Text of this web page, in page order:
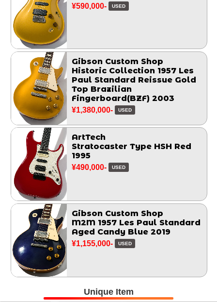
¥590,000- USED
Gibson Custom Shop
Historic Collection 1957 Les
Paul Standard Reissue Gold
Top Brazilian
Fingerboard(BZF) 2003
¥1,380,000- USED
ArtTech
Stratocaster Type HSH Red
1995
¥490,000- USED
Gibson Custom Shop
M2M 1957 Les Paul Standard
Aged Candy Blue 2019
¥1,155,000- USED
Unique Item